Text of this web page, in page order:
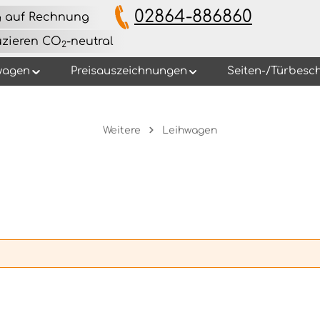
auf Rechnung 02864-886860
CO2-neutral
Preisauszeichnungen Seiten-/
Weitere Leihwagen